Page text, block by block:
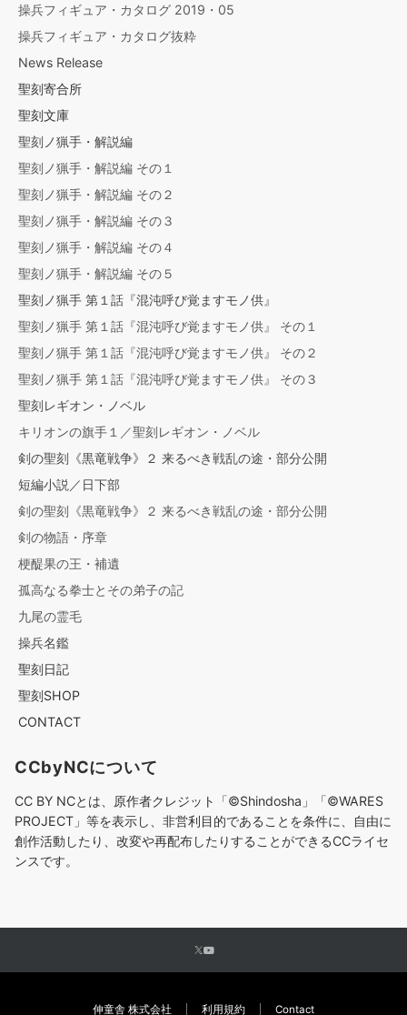
操兵フィギュア・カタログ 2019・05
操兵フィギュア・カタログ抜粋
News Release
聖刻寄合所
聖刻文庫
聖刻ノ猟手・解説編
聖刻ノ猟手・解説編 その１
聖刻ノ猟手・解説編 その２
聖刻ノ猟手・解説編 その３
聖刻ノ猟手・解説編 その４
聖刻ノ猟手・解説編 その５
聖刻ノ猟手 第１話『混沌呼び覚ますモノ供』
聖刻ノ猟手 第１話『混沌呼び覚ますモノ供』 その１
聖刻ノ猟手 第１話『混沌呼び覚ますモノ供』 その２
聖刻ノ猟手 第１話『混沌呼び覚ますモノ供』 その３
聖刻レギオン・ノベル
キリオンの旗手１／聖刻レギオン・ノベル
剣の聖刻《黒竜戦争》２ 来るべき戦乱の途・部分公開
短編小説／日下部
剣の聖刻《黒竜戦争》２ 来るべき戦乱の途・部分公開
剣の物語・序章
梗醍果の王・補遺
孤高なる拳士とその弟子の記
九尾の霊毛
操兵名鑑
聖刻日記
聖刻SHOP
CONTACT
CCbyNCについて
CC BY NCとは、原作者クレジット「©︎Shindosha」「©︎WARES
PROJECT」等を表示し、非営利目的であることを条件に、自由に
創作活動したり、改変や再配布したりすることができるCCライセ
ンスです。
伸童舎 株式会社 利用規約 Contact